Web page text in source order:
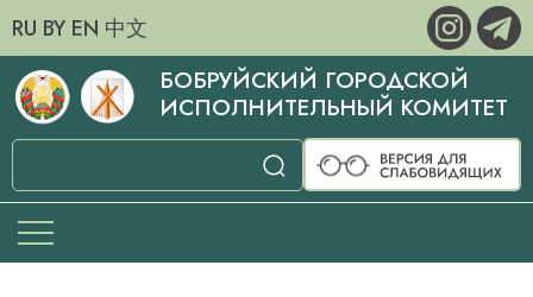
RU BY EN 中文
БОБРУЙСКИЙ ГОРОДСКОЙ
ИСПОЛНИТЕЛЬНЫЙ КОМИТЕТ